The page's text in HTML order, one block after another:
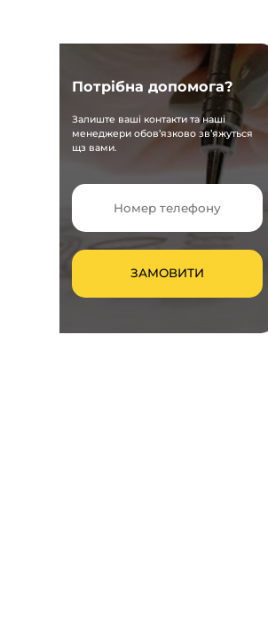
Потрібна допомога?
Залиште ваші контакти та наші
менеджери обов’язково зв’яжуться
щз вами.